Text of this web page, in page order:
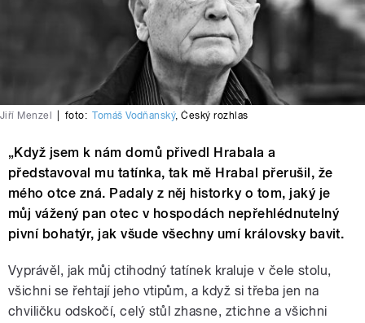
Jiří Menzel foto: Tomáš Vodňanský,Český rozhlas
„Když jsem k nám domů přivedl Hrabala a
představoval mu tatínka, tak mě Hrabal přerušil, že
mého otce zná. Padaly z něj historky o tom, jaký je
můj vážený pan otec v hospodách nepřehlédnutelný
pivní bohatýr, jak všude všechny umí královsky bavit.
Vyprávěl, jak můj ctihodný tatínek kraluje v čele stolu,
všichni se řehtají jeho vtipům, a když si třeba jen na
chviličku odskočí, celý stůl zhasne, ztichne a všichni